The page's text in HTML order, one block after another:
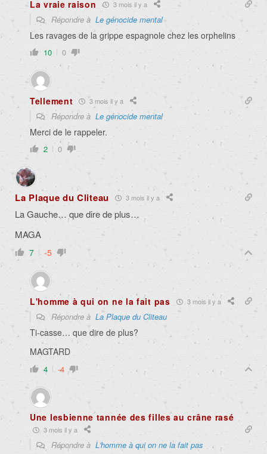
La vraie raison 3 mois il y a
Répondre à Le génocide mental
Les ravages de la grippe espagnole chez les orphelins
10 0
Tellement 3 mois il y a
Répondre à Le génocide mental
Merci de le rappeler.
2 0
La Plaque du Cliteau 3 mois il y a
La Gauche… que dire de plus…
MAGA
7 -5
L'homme à qui on ne la fait pas 3 mois il y a
Répondre à La Plaque du Cliteau
Ti-casse… que dire de plus?
MAGTARD
4 -4
Une lesbienne tannée des filles au crâne rasé
3 mois il y a
Répondre à L'homme à qui on ne la fait pas